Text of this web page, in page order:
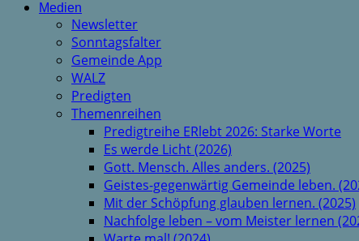
Medien
Newsletter
Sonntagsfalter
Gemeinde App
WALZ
Predigten
Themenreihen
Predigtreihe ERlebt 2026: Starke Worte
Es werde Licht (2026)
Gott. Mensch. Alles anders. (2025)
Geistes-gegenwärtig Gemeinde leben.
Mit der Schöpfung glauben lernen. (2025)
Nachfolge leben – vom Meister lernen